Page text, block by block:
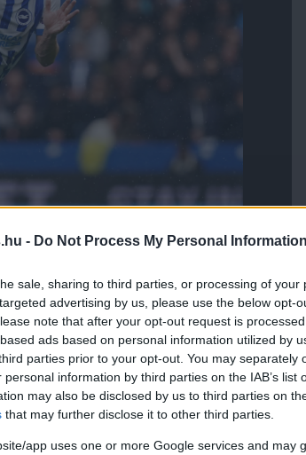
- Do Not Process My Personal Information
sale, sharing to third parties, or processing of your
advertising by us, please use the below opt-
note that after your opt-out request is
ads based on personal information utilized by
parties prior to your opt-out. You may separately
information by third parties on the IAB’s list
may also be disclosed by us to third parties on
that may further disclose it to other third parties.
app uses one or more Google services and may
"Ez egy döntés volt, korábban is volt
ezért levettük őt."
vasárnap az Old Traffordon a harmadik